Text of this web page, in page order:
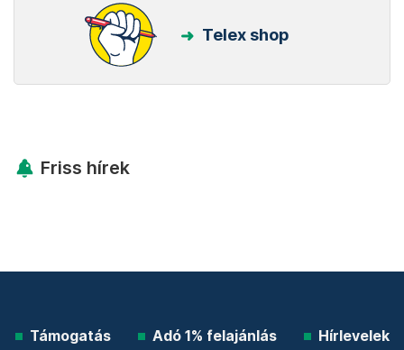
Telex shop
Friss hírek
Támogatás Adó 1% felajánlás Hírlevelek